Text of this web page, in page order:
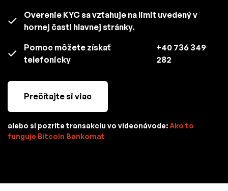
Overenie KYC sa vzťahuje na limit uvedený v
hornej časti hlavnej stránky.
Pomoc môžete získať
telefonicky
+40 736 349
282
Prečítajte si viac
alebo si pozrite transakciu vo videonávode:Ako to
funguje Bitcoin Bankomat